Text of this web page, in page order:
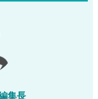
集長